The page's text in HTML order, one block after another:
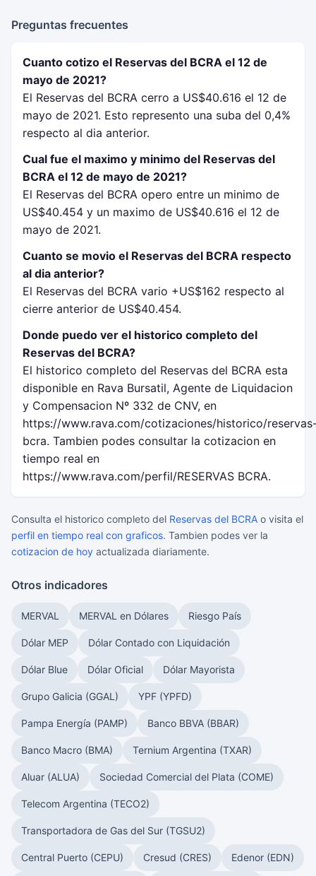
Preguntas frecuentes
Cuanto cotizo el Reservas del BCRA el 12 de
mayo de 2021?
El Reservas del BCRA cerro a US$40.616 el 12 de
mayo de 2021. Esto represento una suba del 0,4%
respecto al dia anterior.
Cual fue el maximo y minimo del Reservas del
BCRA el 12 de mayo de 2021?
El Reservas del BCRA opero entre un minimo de
US$40.454 y un maximo de US$40.616 el 12 de
mayo de 2021.
Cuanto se movio el Reservas del BCRA respecto
al dia anterior?
El Reservas del BCRA vario +US$162 respecto al
cierre anterior de US$40.454.
Donde puedo ver el historico completo del
Reservas del BCRA?
El historico completo del Reservas del BCRA esta
disponible en Rava Bursatil, Agente de Liquidacion
y Compensacion Nº 332 de CNV, en
https://www.rava.com/cotizaciones/historico/
bcra. Tambien podes consultar la cotizacion en
tiempo real en
https://www.rava.com/perfil/RESERVAS BCRA.
Consulta el historico completo del Reservas del BCRA o visita el
perfil en tiempo real con graficos. Tambien podes ver la
cotizacion de hoy actualizada diariamente.
Otros indicadores
MERVAL MERVAL en Dólares Riesgo País
Dólar MEP Dólar Contado con Liquidación
Dólar Blue Dólar Oficial Dólar Mayorista
Grupo Galicia (GGAL) YPF (YPFD)
Pampa Energía (PAMP) Banco BBVA (BBAR)
Banco Macro (BMA) Ternium Argentina (TXAR)
Aluar (ALUA) Sociedad Comercial del Plata (COME)
Telecom Argentina (TECO2)
Transportadora de Gas del Sur (TGSU2)
Central Puerto (CEPU) Cresud (CRES) Edenor (EDN)